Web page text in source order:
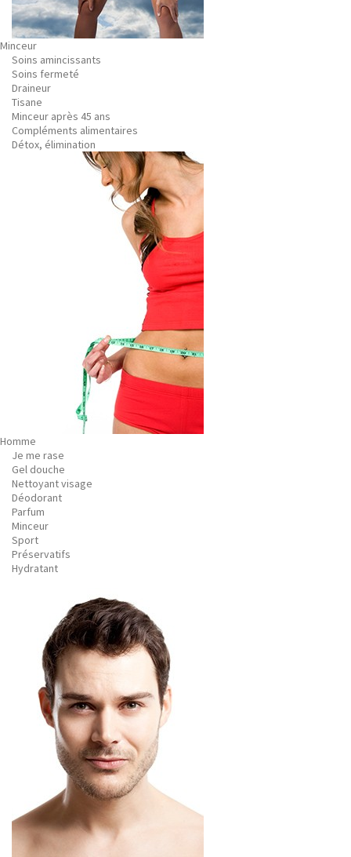
Minceur
Soins amincissants
Soins fermeté
Draineur
Tisane
Minceur après 45 ans
Compléments alimentaires
Détox, élimination
Homme
Je me rase
Gel douche
Nettoyant visage
Déodorant
Parfum
Minceur
Sport
Préservatifs
Hydratant